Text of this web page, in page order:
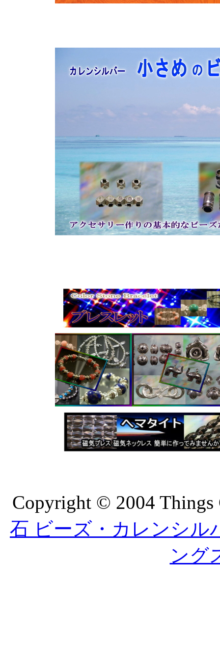
Copyright © 2004
石 ビーズ・カレンシル
ング